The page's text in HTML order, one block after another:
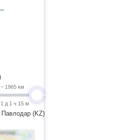
~ 1965 км
д 1 ч 15 м
undefined
Павлодар (KZ)